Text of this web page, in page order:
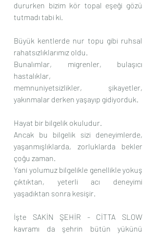
dururken bizim kör topal eşeği gözü
tutmadı tabi ki.
Büyük kentlerde nur topu gibi ruhsal
rahatsızlıklarımız oldu.
Bunalımlar, migrenler, bulaşıcı
hastalıklar,
memnuniyetsizlikler, şikayetler,
yakınmalar derken yaşayıp gidiyorduk.
Hayat bir bilgelik okuludur.
Ancak bu bilgelik sizi deneyimlerde,
yaşanmışlıklarda, zorluklarda bekler
çoğu zaman.
Yani yolumuz bilgelikle genellikle yokuş
çıktıktan, yeterli acı deneyimi
yaşadıktan sonra kesişir.
İşte SAKİN ŞEHİR - CİTTA SLOW
kavramı da şehrin bütün yükünü